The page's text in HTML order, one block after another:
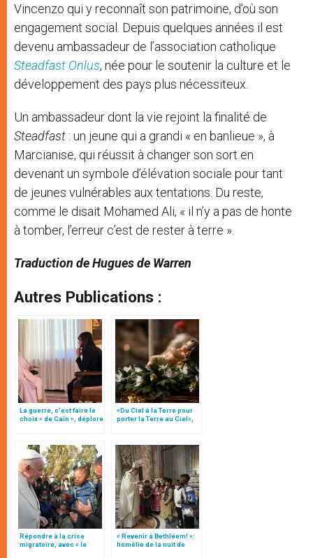
Vincenzo qui y reconnaît son patrimoine, d’où son
engagement social. Depuis quelques années il est
devenu ambassadeur de l’association catholique
Steadfast Onlus, née pour le soutenir la culture et le
développement des pays plus nécessiteux.
Un ambassadeur dont la vie rejoint la finalité de
Steadfast : un jeune qui a grandi « en banlieue », à
Marcianise, qui réussit à changer son sort en
devenant un symbole d’élévation sociale pour tant
de jeunes vulnérables aux tentations. Du reste,
comme le disait Mohamed Ali, « il n’y a pas de honte
à tomber, l’erreur c’est de rester à terre ».
Traduction de Hugues de Warren
Autres Publications :
La guerre, c’est faire le
choix « de Caïn », déplore
«Du Ciel à la Terre pour
porter la Terre au Ciel»,
Répondre à la crise
migratoire, avec « le
« Revenir à Bethléem! »:
homélie de la nuit de
Noël (texte complet)